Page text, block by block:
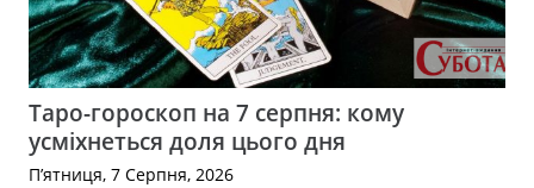
Таро-гороскоп на 7 серпня: кому
усміхнеться доля цього дня
П’ятниця, 7 Серпня, 2026